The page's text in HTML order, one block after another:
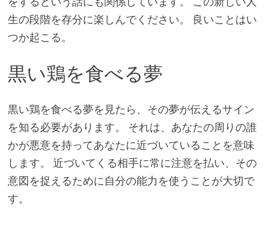
生の段階を存分に楽しんでください。 良いことはい
つか起こる。
黒い鶏を食べる夢
黒い鶏を食べる夢を見たら、その夢が伝えるサイン
を知る必要があります。 それは、あなたの周りの誰
かが悪意を持ってあなたに近づいていることを意味
します。 近づいてくる相手に常に注意を払い、その
意図を捉えるために自分の能力を使うことが大切で
す。